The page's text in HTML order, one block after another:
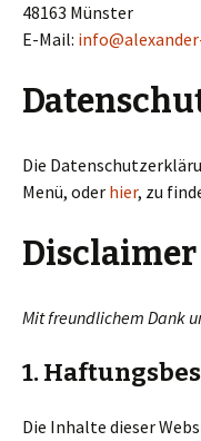
48163 Münster
E-Mail:
Die
Menü, oder hier, zu
Disclaimer
Mit freundlichem Dank
1.
Die Inhalte dieser